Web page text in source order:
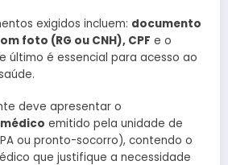
exigidos incluem: documento
foto (RG ou CNH), CPF e o
último é essencial para acesso ao
deve apresentar o
emitido pela unidade de
ou pronto-socorro), contendo o
que justifique a necessidade